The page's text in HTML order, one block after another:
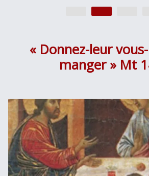
« Donnez-leur
manger » Mt